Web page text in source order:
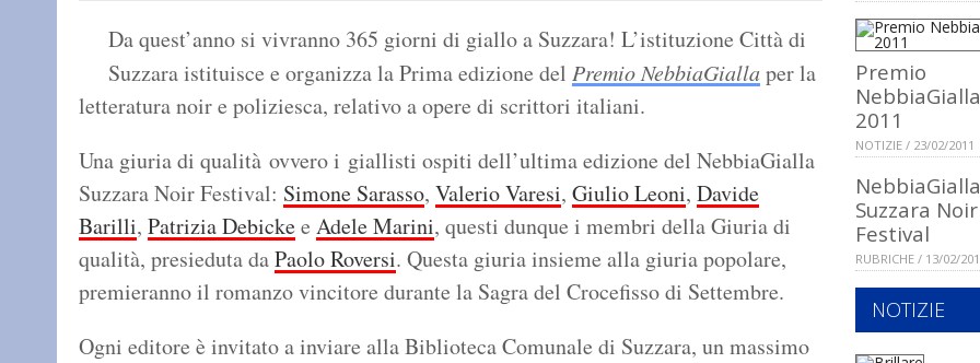
Da quest’anno si vivranno 365 giorni di giallo a Suzzara! L’istituzione Città di
Suzzara istituisce e organizza la Prima edizione del Premio NebbiaGiallaper la
letteratura noir e poliziesca, relativo a opere di scrittori italiani.
Una giuria di qualità ovvero i giallisti ospiti dell’ultima edizione del NebbiaGialla
Suzzara Noir Festival: Simone Sarasso, Valerio Varesi, Giulio Leoni, Davide
Barilli, Patrizia Debickee Adele Marini, questi dunque i membri della Giuria di
qualità, presieduta daPaolo Roversi. Questa giuria insieme alla giuria popolare,
premieranno il romanzo vincitore durante la Sagra del Crocefisso di Settembre.
Ogni editore è invitato a inviare alla Biblioteca Comunale di Suzzara, un massimo
Premio
NebbiaGialla
2011
NOTIZIE / 23/02/2011
NebbiaGialla
Suzzara Noir
Festival
RUBRICHE / 13/02/
NOTIZIE